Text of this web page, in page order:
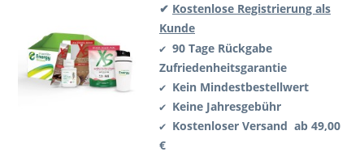
✔ Kostenlose Registrierung als
Kunde
✔ 90 Tage Rückgabe
Zufriedenheitsgarantie
✔ Kein Mindestbestellwert
✔ Keine Jahresgebühr
✔ Kostenloser Versand ab 49,00
€